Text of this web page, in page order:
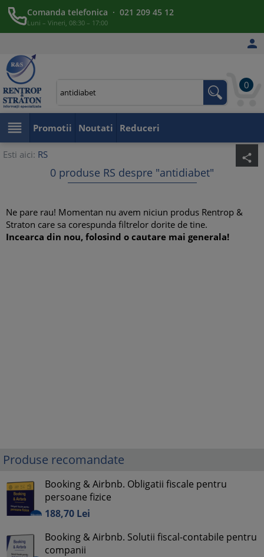
Comanda telefonica · 021 209 45 12
Luni – Vineri, 08:30 – 17:00

0
 Promotii Noutati Reduceri
Esti aici: RS share
0 produse RS despre "antidiabet"
Ne pare rau! Momentan nu avem niciun produs Rentrop &
Straton care sa corespunda filtrelor dorite de tine.
Incearca din nou, folosind o cautare mai generala!
Produse recomandate
Booking & Airbnb. Obligatii fiscale pentru
persoane fizice
188,70 Lei
Booking & Airbnb. Solutii fiscal-contabile pentru
companii